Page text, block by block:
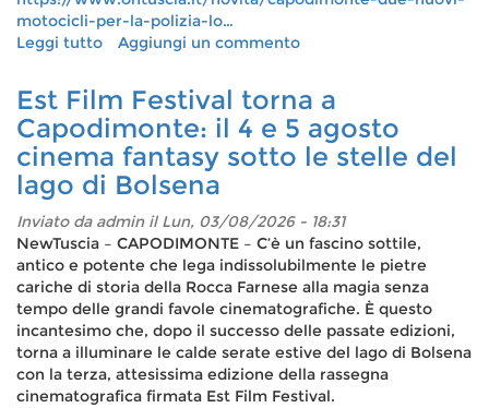
motocicli-per-la-polizia-lo…
Leggi tutto su
nuovi
motocicli
per
la
Polizia
locale:
“Più
sicurezza
sul
lungolago”
Aggiungi un commento
Est Film Festival torna a
Capodimonte: il 4 e 5 agosto
cinema fantasy sotto le stelle del
lago di Bolsena
Inviato da adminil Lun, 03/08/2026 - 18:31
NewTuscia – CAPODIMONTE – C’è un fascino sottile,
antico e potente che lega indissolubilmente le pietre
cariche di storia della Rocca Farnese alla magia senza
tempo delle grandi favole cinematografiche. È questo
incantesimo che, dopo il successo delle passate edizioni,
torna a illuminare le calde serate estive del lago di Bolsena
con la terza, attesissima edizione della rassegna
cinematografica firmata Est Film Festival.